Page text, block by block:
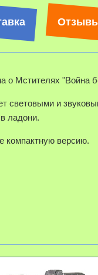
Мстителях "Война
световыми и
ладони.
компактную версию.